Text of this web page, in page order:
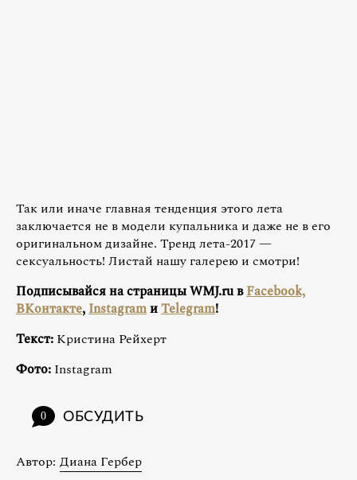
Так или иначе главная тенденция этого лета
заключается не в модели купальника и даже не в его
оригинальном дизайне. Тренд лета-2017 —
сексуальность! Листай нашу галерею и смотри!
Подписывайся на страницы WMJ.ru вFacebook,
ВКонтакте, InstagramиTelegram!
Текст: Кристина Рейхерт
Фото: Instagram
0 ОБСУДИТЬ
Автор: Диана Гербер